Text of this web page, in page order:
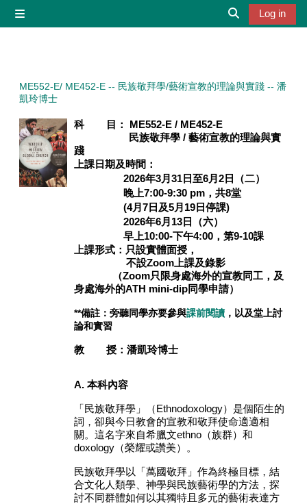
Log in
ME552-E/ ME452-E -- 民族敬拜學/藝術宣教的理論與實踐 -- 潘
凱玲博士
科 目： ME552-E / ME452-E
民族敬拜學 / 藝術宣教的理論與實
踐
上課日期及時間：
2026年3月31日至6月2日（二）
晚上7:00-9:30 pm，共8堂
(4月7日及5月19日停課)
2026年6月13日（六）
早上10:00-下午4:00，第9-10課
上課形式：只設實體面授，
不設Zoom上課及錄影
（Zoom只限身處海外的宣教同工，及
身處海外的ATH mini-dip同學申請）
**備註：旁聽同學亦要參與課前閱讀，以及堂上討
論和實習
教 授：潘凱玲博士
A. 本科內容
「民族敬拜學」（Ethnodoxology）是個陌生的
詞，卻與今日教會的宣教和敬拜使命適適相
關。這名字來自希臘文ethno（族群）和
doxology（榮耀或讚美）。
民族敬拜學以「萬國敬拜」作為終極目標，結
合文化人類學、神學與民族藝術學的方法，探
討不同群體如何以其獨特且多元的藝術表達方